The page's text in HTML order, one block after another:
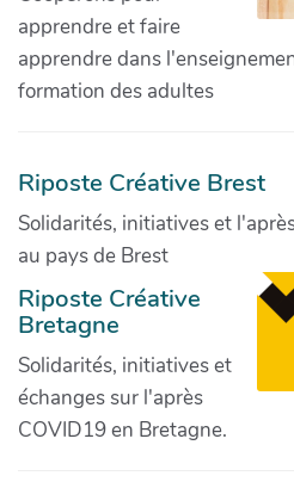
apprendre et faire
apprendre dans
formation des adultes
Riposte Créative Brest
Solidarités, initiatives et
au pays de Brest
Riposte Créative
Bretagne
Solidarités, initiatives et
échanges sur l'après
COVID19 en Bretagne.